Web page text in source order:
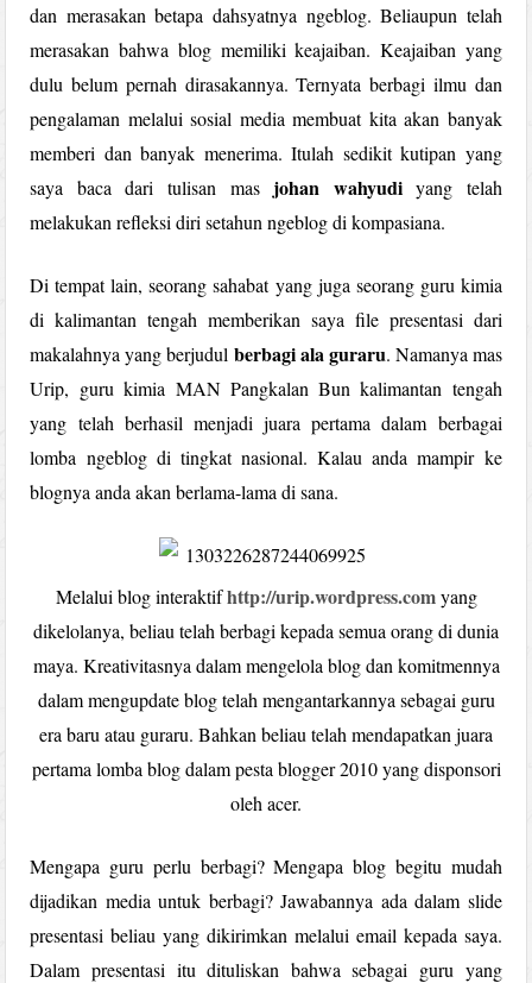
dan merasakan betapa dahsyatnya ngeblog. Beliaupun telah
merasakan bahwa blog memiliki keajaiban. Keajaiban yang
dulu belum pernah dirasakannya. Ternyata berbagi ilmu dan
pengalaman melalui sosial media membuat kita akan banyak
memberi dan banyak menerima. Itulah sedikit kutipan yang
saya baca dari tulisan mas johan wahyudiyang telah
melakukan refleksi diri setahun ngeblog di kompasiana.
Di tempat lain, seorang sahabat yang juga seorang guru kimia
di kalimantan tengah memberikan saya file presentasi dari
makalahnya yang berjudul berbagi ala guraru. Namanya mas
Urip, guru kimia MAN Pangkalan Bun kalimantan tengah
yang telah berhasil menjadi juara pertama dalam berbagai
lomba ngeblog di tingkat nasional. Kalau anda mampir ke
blognya anda akan berlama-lama di sana.
Melalui blog interaktifhttp://urip.wordpress.com yang
dikelolanya, beliau telah berbagi kepada semua orang di dunia
maya. Kreativitasnya dalam mengelola blog dan komitmennya
dalam mengupdate blog telah mengantarkannya sebagai guru
era baru atau guraru. Bahkan beliau telah mendapatkan juara
pertama lomba blog dalam pesta blogger 2010 yang disponsori
oleh acer.
Mengapa guru perlu berbagi? Mengapa blog begitu mudah
dijadikan media untuk berbagi? Jawabannya ada dalam slide
presentasi beliau yang dikirimkan melalui email kepada saya.
Dalam presentasi itu dituliskan bahwa sebagai guru yang